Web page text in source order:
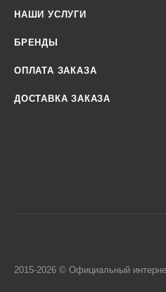
НАШИ УСЛУГИ
БРЕНДЫ
ОПЛАТА ЗАКАЗА
ДОСТАВКА ЗАКАЗА
2015-2026 © Официальный